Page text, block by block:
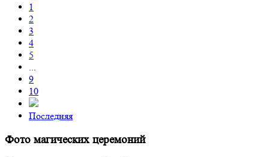
1
2
3
4
5
...
9
10
Последняя
Фото магических церемоний